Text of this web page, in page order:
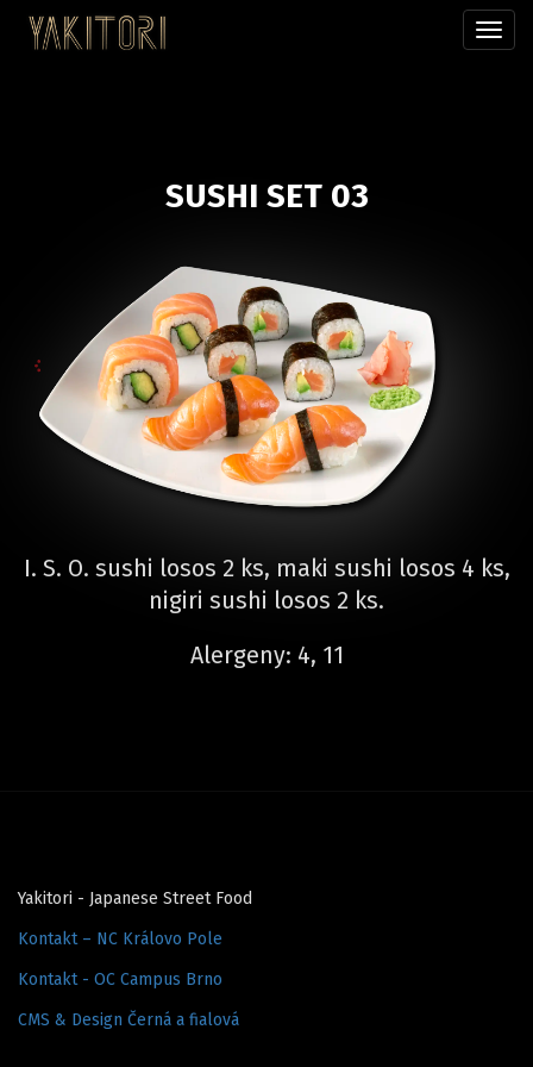
menu
SUSHI SET 03
I. S. O. sushi losos 2 ks, maki sushi losos 4 ks,
nigiri sushi losos 2 ks.
Alergeny: 4, 11
Yakitori - Japanese Street Food
Kontakt – NC Královo Pole
Kontakt - OC Campus Brno
CMS & Design Černá a fialová